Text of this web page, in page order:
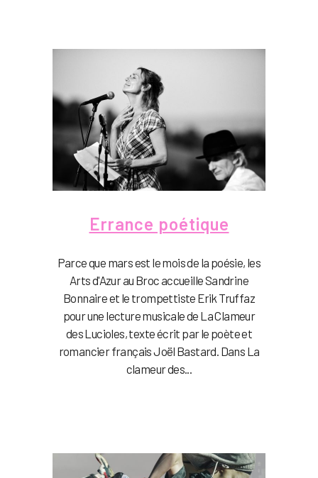
Errance poétique
Parce que mars est le mois de la poésie, les
Arts d'Azur au Broc accueille Sandrine
Bonnaire et le trompettiste Erik Truffaz
pour une lecture musicale de La Clameur
des Lucioles, texte écrit par le poète et
romancier français Joël Bastard. Dans La
clameur des...